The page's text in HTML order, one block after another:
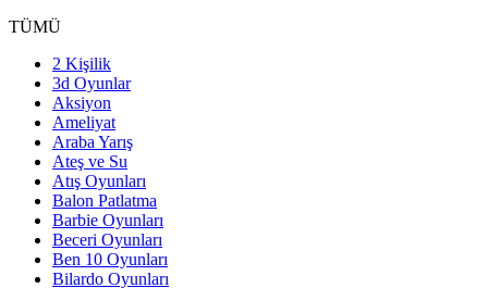
TÜMÜ
2 Kişilik
3d Oyunlar
Aksiyon
Ameliyat
Araba Yarış
Ateş ve Su
Atış Oyunları
Balon Patlatma
Barbie Oyunları
Beceri Oyunları
Ben 10 Oyunları
Bilardo Oyunları